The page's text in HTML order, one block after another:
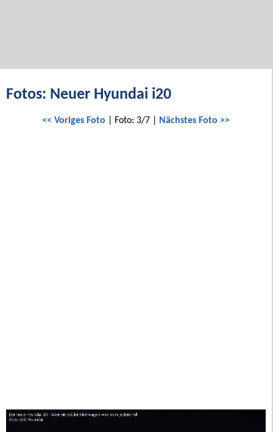
Fotos: Neuer Hyundai i20
<< Voriges Foto | Foto: 3/7 | Nächstes Foto >>